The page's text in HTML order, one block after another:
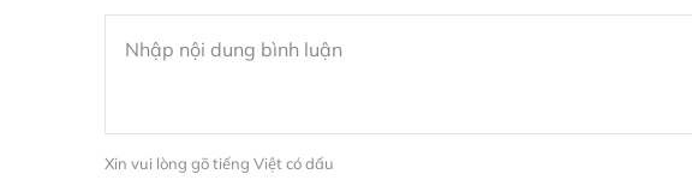
Xin vui lòng gõ tiếng Việt có dấu